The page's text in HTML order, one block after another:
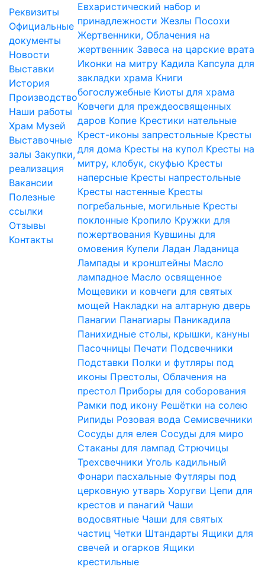
Реквизиты
Официальные
документы
Новости
Выставки
История
Производство
Наши работы
Храм Музей
Выставочные
залы Закупки,
реализация
Вакансии
Полезные
ссылки
Отзывы
Контакты
Евхаристический набор и
принадлежности Жезлы Посохи
Жертвенники, Облачения на
жертвенник Завеса на царские врата
Иконки на митру Кадила Капсула для
закладки храма Книги
богослужебные Киоты для храма
Ковчеги для преждеосвященных
даров Копие Крестики нательные
Крест-иконы запрестольные Кресты
для дома Кресты на купол Кресты на
митру, клобук, скуфью Кресты
наперсные Кресты напрестольные
Кресты настенные Кресты
погребальные, могильные Кресты
поклонные Кропило Кружки для
пожертвования Кувшины для
омовения Купели Ладан Ладаница
Лампады и кронштейны Масло
лампадное Масло освященное
Мощевики и ковчеги для святых
мощей Накладки на алтарную дверь
Панагии Панагиары Паникадила
Панихидные столы, крышки, кануны
Пасочницы Печати Подсвечники
Подставки Полки и футляры под
иконы Престолы, Облачения на
престол Приборы для соборования
Рамки под икону Решётки на солею
Рипиды Розовая вода Семисвечники
Сосуды для елея Сосуды для миро
Стаканы для лампад Стрючицы
Трехсвечники Уголь кадильный
Фонари пасхальные Футляры под
церковную утварь Хоругви Цепи для
крестов и панагий Чаши
водосвятные Чаши для святых
частиц Четки Штандарты Ящики для
свечей и огарков Ящики
крестильные